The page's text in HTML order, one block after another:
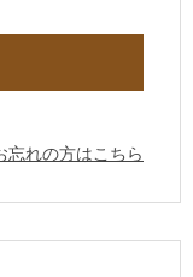
忘れの方はこちら